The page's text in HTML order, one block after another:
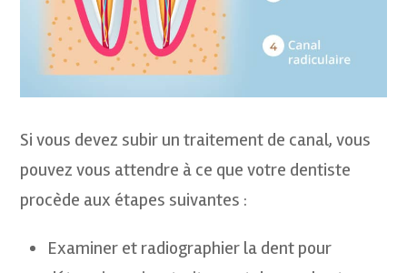
Si vous devez subir un traitement de canal, vous
pouvez vous attendre à ce que votre dentiste
procède aux étapes suivantes :
Examiner et radiographier la dent pour